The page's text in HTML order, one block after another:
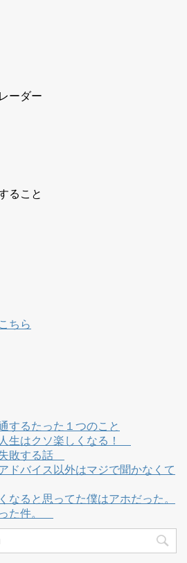
ーダー
ること
ちら
するたった１つのこと
生はクソ楽しくなる！
敗する話
ドバイス以外はマジで聞かなくて
なると思ってた僕はアホだった。
た件。